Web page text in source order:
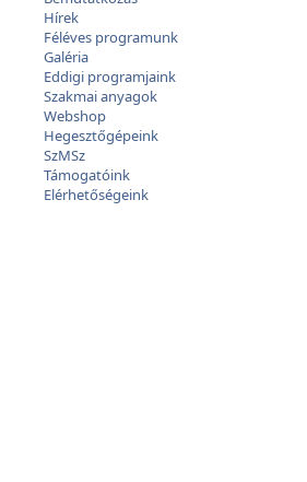
Hírek
Féléves programunk
Galéria
Eddigi programjaink
Szakmai anyagok
Webshop
Hegesztőgépeink
SzMSz
Támogatóink
Elérhetőségeink